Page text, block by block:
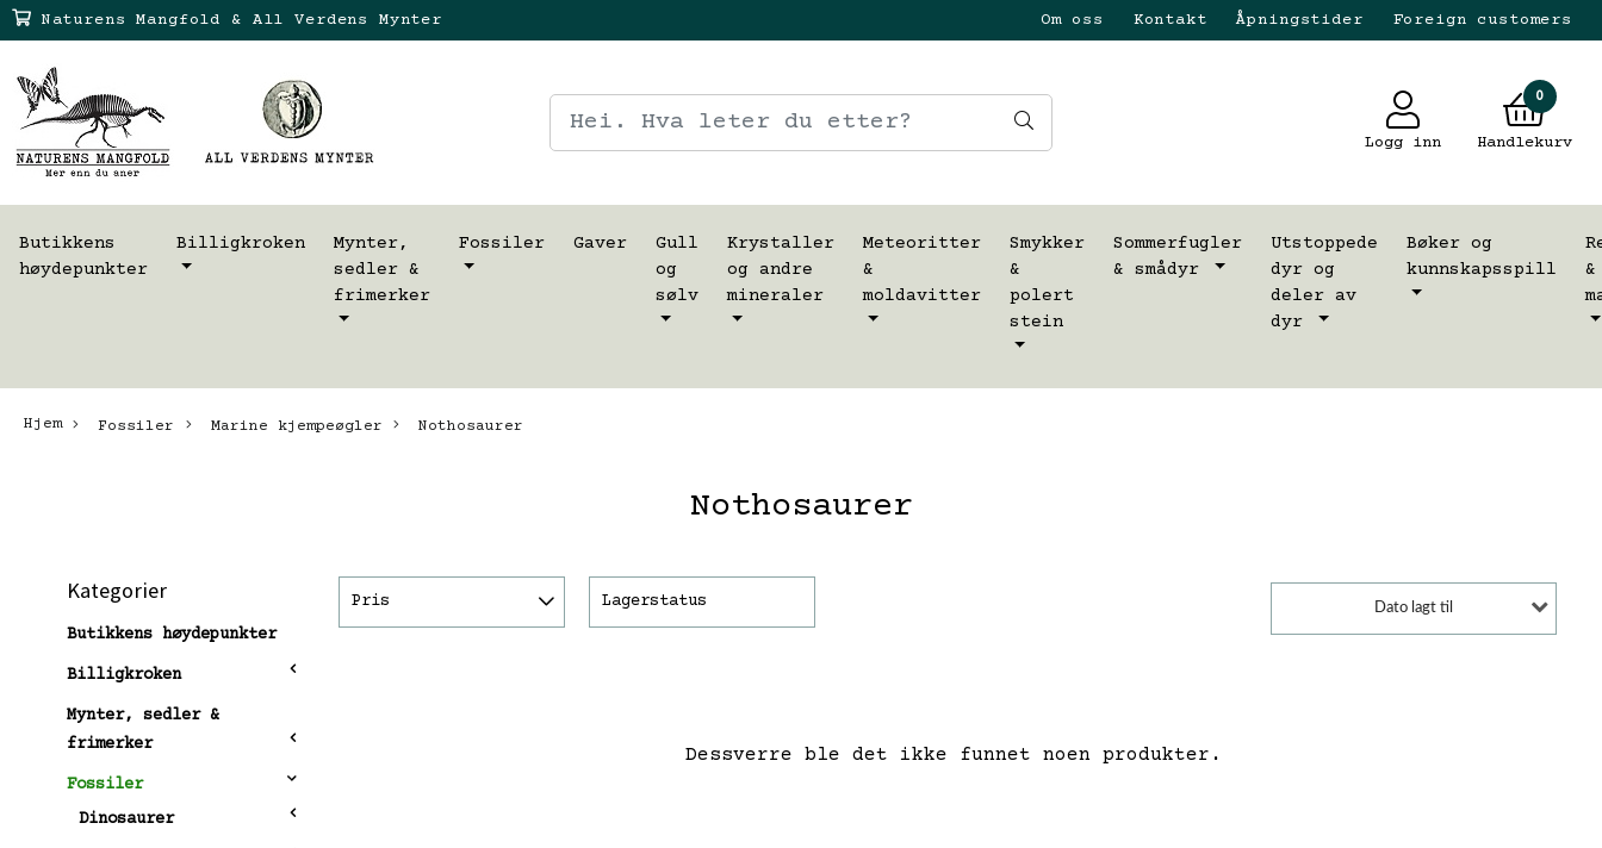
Naturens Mangfold & All Verdens Mynter Om oss Kontakt Åpningstider Foreign customers
Logg inn
0
Handlekurv
Butikkens
høydepunkter
Billigkroken
Mynter,
sedler &
frimerker
Fossiler Gaver
Gull
og
sølv
Krystaller
og andre
mineraler
Meteoritter
&
moldavitter
Smykker
&
polert
stein
Sommerfugler
& smådyr
Utstoppede
dyr og
deler av
dyr
Bøker og
kunnskapsspill
Hjem Fossiler Marine kjempeøgler Nothosaurer
Nothosaurer
Kategorier
Butikkens høydepunkter
Billigkroken
Mynter, sedler &
frimerker
Fossiler
Dinosaurer
Pris Lagerstatus Dato lagt til
Dessverre ble det ikke funnet noen produkter.